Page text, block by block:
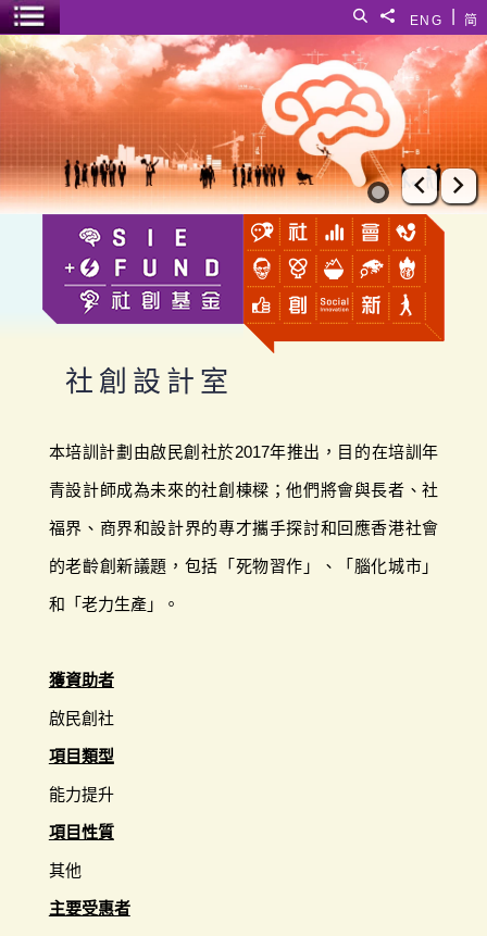
简
ENG
分享給
搜尋
選單開關
社創設計室
上一張
下
社創設計室
本培訓計劃由啟民創社於2017年推出，目的在培訓年
青設計師成為未來的社創棟樑；他們將會與長者、社
福界、商界和設計界的專才攜手探討和回應香港社會
的老齡創新議題，包括「死物習作」、「腦化城市」
和「老力生產」。
獲資助者
啟民創社
項目類型
能力提升
項目性質
其他
主要受惠者